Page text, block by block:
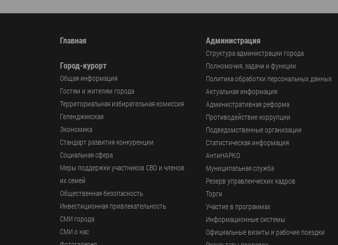
Главная
Город-курорт
Общая информация
Гостям и жителям города
Территориальная избирательная комиссия
Геленджикcкая
Экономика
Стандарт развития конкуренции
Социальная сфера
Меры поддержки участников СВО и членов
их семей
Общественная безопасность
Инвестиционная привлекательность
СМИ города
СМИ о нас
Администрация
Структура администрации города
Полномочия, задачи и функции
Политика обработки персональных данных
Актуальная информация
Административная реформа
Противодействие коррупции
Подведомственные организации
Статистическая информация
АнтиНАРКО
Муниципальная служба
Резерв управленческих кадров
Торги
Участие в программах
Информационные системы
Официальные визиты и рабочие поездки